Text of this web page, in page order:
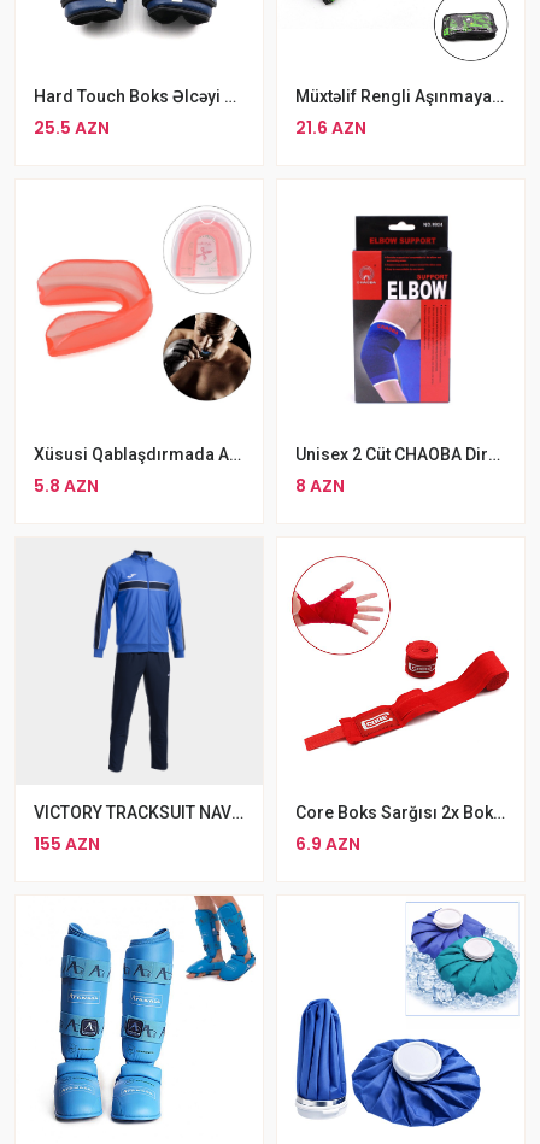
Hard Touch Boks Əlcəyi Göy MMA Əlcəyi
25.5 AZN
Müxtəlif Rengli Aşınmaya Davamlı 4 MM PRO Giga Qapıçı Əlcəyi
21.6 AZN
Xüsusi Qablaşdırmada ASPO Diş Qoruyucusu MMA Boks Qoruyucu Kapa
5.8 AZN
Unisex 2 Cüt CHAOBA Dirsək Qoruyucu Dəstək
8 AZN
VICTORY TRACKSUIT NAVY WHITE
155 AZN
Core Boks Sarğısı 2x Boks Binti Biləkik 3metr
6.9 AZN